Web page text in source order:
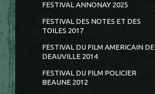
FESTIVAL ANNONAY 2025
FESTIVAL DES NOTES ET DES
TOILES 2017
FESTIVAL DU FILM AMERICAIN DE
DEAUVILLE 2014
FESTIVAL DU FILM POLICIER
BEAUNE 2012